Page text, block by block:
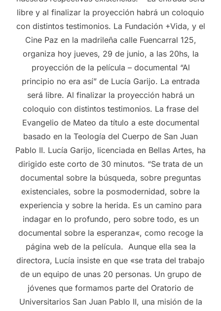
libre y al finalizar la proyección habrá un coloquio
con distintos testimonios. La Fundación +Vida, y el
Cine Paz en la madrileña calle Fuencarral 125,
organiza hoy jueves, 29 de junio, a las 20hs, la
proyección de la película – documental “Al
principio no era así” de Lucía Garijo. La entrada
será libre. Al finalizar la proyección habrá un
coloquio con distintos testimonios. La frase del
Evangelio de Mateo da título a este documental
basado en la Teología del Cuerpo de San Juan
Pablo II. Lucía Garijo, licenciada en Bellas Artes, ha
dirigido este corto de 30 minutos. “Se trata de un
documental sobre la búsqueda, sobre preguntas
existenciales, sobre la posmodernidad, sobre la
experiencia y sobre la herida. Es un camino para
indagar en lo profundo, pero sobre todo, es un
documental sobre la esperanza«, como recoge la
página web de la película. Aunque ella sea la
directora, Lucía insiste en que «se trata del trabajo
de un equipo de unas 20 personas. Un grupo de
jóvenes que formamos parte del Oratorio de
Universitarios San Juan Pablo II, una misión de la